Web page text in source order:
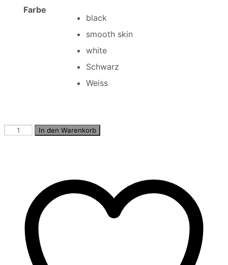
Farbe
black
smooth skin
white
Schwarz
Weiss
Delicate
In den Warenkorb